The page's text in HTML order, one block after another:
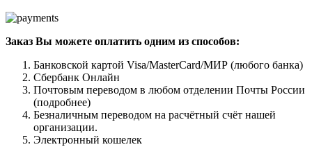
Заказ Вы можете оплатить одним из способов:
Банковской картой Visa/MasterCard/МИР (любого банка)
Сбербанк Онлайн
Почтовым переводом в любом отделении Почты России
(подробнее)
Безналичным переводом на расчётный счёт нашей
организации.
Электронный кошелек